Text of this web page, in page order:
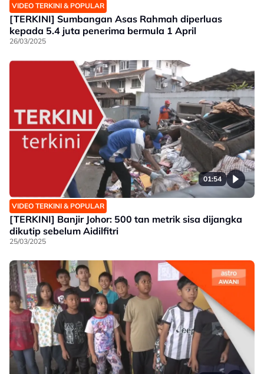
VIDEO TERKINI & POPULAR
[TERKINI] Sumbangan Asas Rahmah diperluas
kepada 5.4 juta penerima bermula 1 April
26/03/2025
01:54
VIDEO TERKINI & POPULAR
[TERKINI] Banjir Johor: 500 tan metrik sisa dijangka
dikutip sebelum Aidilfitri
25/03/2025